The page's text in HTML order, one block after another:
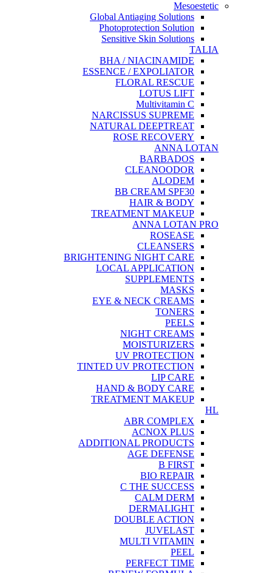
Mesoestetic
Global Antiaging Solutions
Photoprotection Solution
Sensitive Skin Solutions
TALIA
BHA / NIACINAMIDE
ESSENCE / EXPOLIATOR
FLORAL RESCUE
LOTUS LIFT
Multivitamin C
NARCISSUS SUPREME
NATURAL DEEPTREAT
ROSE RECOVERY
ANNA LOTAN
BARBADOS
CLEANOODOR
ALODEM
BB CREAM SPF30
HAIR & BODY
TREATMENT MAKEUP
ANNA LOTAN PRO
ROSEASE
CLEANSERS
BRIGHTENING NIGHT CARE
LOCAL APPLICATION
SUPPLEMENTS
MASKS
EYE & NECK CREAMS
TONERS
PEELS
NIGHT CREAMS
MOISTURIZERS
UV PROTECTION
TINTED UV PROTECTION
LIP CARE
HAND & BODY CARE
TREATMENT MAKEUP
HL
ABR COMPLEX
ACNOX PLUS
ADDITIONAL PRODUCTS
AGE DEFENSE
B FIRST
BIO REPAIR
C THE SUCCESS
CALM DERM
DERMALIGHT
DOUBLE ACTION
JUVELAST
MULTI VITAMIN
PEEL
PERFECT TIME